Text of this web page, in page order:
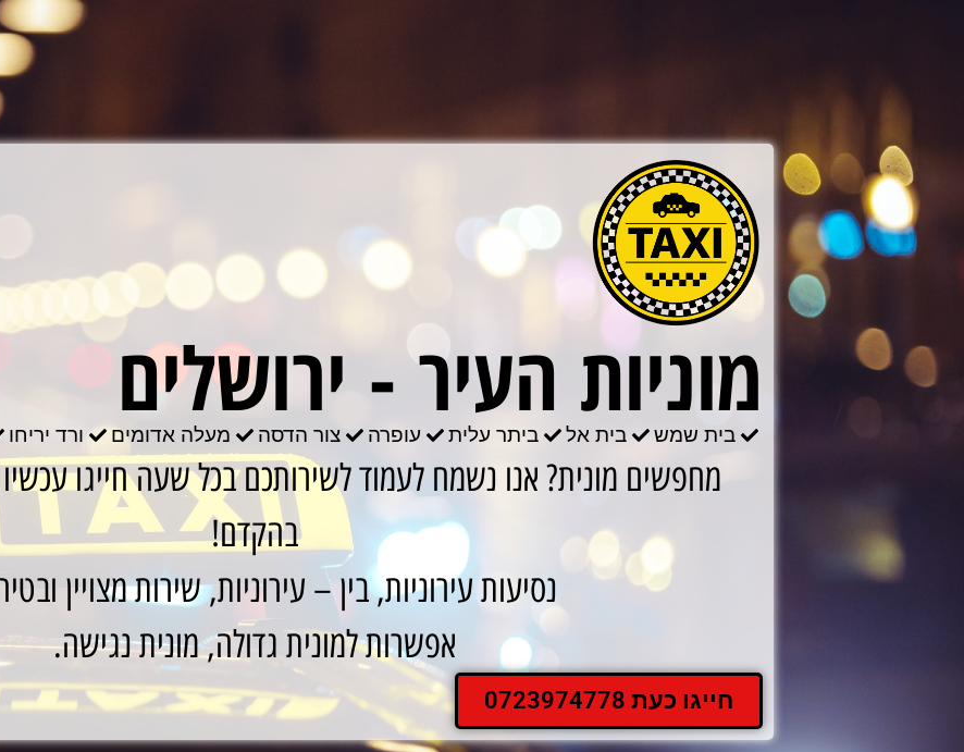
מוניות העיר - ירושלים
בית שמש בית אל ביתר עלית עופרה צור הדסה מעלה אדומים ורד יריחו
מחפשים מונית? אנו נשמח לעמוד לשירותכם בכל שעה חייגו
בהקדם!
נסיעות עירוניות, בין – עירוניות, שירות מצויין
אפשרות למונית גדולה, מונית נגישה.
חייגו כעת 0723974778